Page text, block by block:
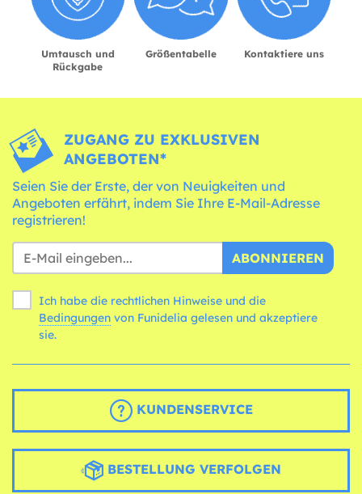
Umtausch und
Rückgabe
Größentabelle Kontaktiere uns
ZUGANG ZU EXKLUSIVEN
ANGEBOTEN*
Seien Sie der Erste, der von Neuigkeiten und
Angeboten erfährt, indem Sie Ihre E-Mail-Adresse
registrieren!
ABONNIEREN
Ich habe die rechtlichen Hinweise und die
Bedingungen
sie.
KUNDENSERVICE
BESTELLUNG VERFOLGEN